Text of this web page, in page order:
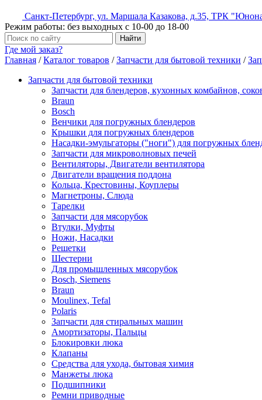
Санкт-Петербург, ул. Маршала Казакова, д.35, ТРК
Режим работы: без выходных с 10-00 до 18-00
Где мой заказ?
Главная /Каталог товаров /Запчасти для бытовой техники /
Запчасти для бытовой техники
Запчасти для блендеров, кухонных комбайнов,
Braun
Bosch
Венчики для погружных блендеров
Крышки для погружных блендеров
Насадки-эмульгаторы ("ноги") для погружных
Запчасти для микроволновых печей
Вентиляторы, Двигатели вентилятора
Двигатели вращения поддона
Кольца, Крестовины, Коуплеры
Магнетроны, Слюда
Тарелки
Запчасти для мясорубок
Втулки, Муфты
Ножи, Насадки
Решетки
Шестерни
Для промышленных мясорубок
Bosch, Siemens
Braun
Moulinex, Tefal
Polaris
Запчасти для стиральных машин
Амортизаторы, Пальцы
Блокировки люка
Клапаны
Средства для ухода, бытовая химия
Манжеты люка
Подшипники
Ремни приводные